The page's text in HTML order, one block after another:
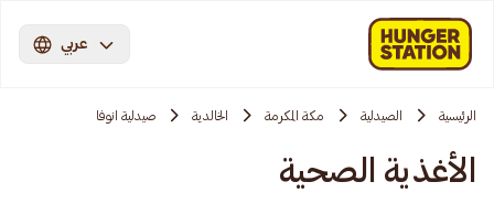
عربي
الرئيسية الصيدلية مكة المكرمة الخالدية صيدلية انوفا
الأغذية الصحية